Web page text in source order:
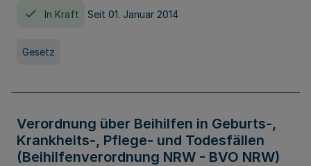
In Kraft Seit 01. Januar 2014
Gesetz
Verordnung über Beihilfen in Geburts-,
Krankheits-, Pflege- und Todesfällen
(Beihilfenverordnung NRW - BVO NRW)